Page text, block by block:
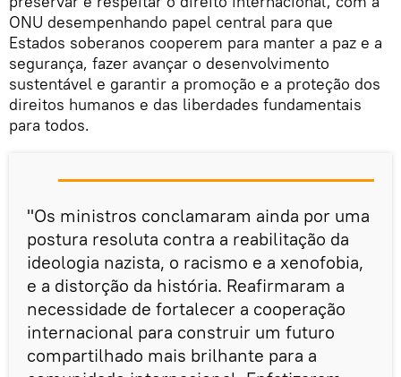
ONU desempenhando papel central para que
Estados soberanos cooperem para manter a paz e a
segurança, fazer avançar o desenvolvimento
sustentável e garantir a promoção e a proteção dos
direitos humanos e das liberdades fundamentais
para todos.
"Os ministros conclamaram ainda por uma
postura resoluta contra a reabilitação da
ideologia nazista, o racismo e a xenofobia,
e a distorção da história. Reafirmaram a
necessidade de fortalecer a cooperação
internacional para construir um futuro
compartilhado mais brilhante para a